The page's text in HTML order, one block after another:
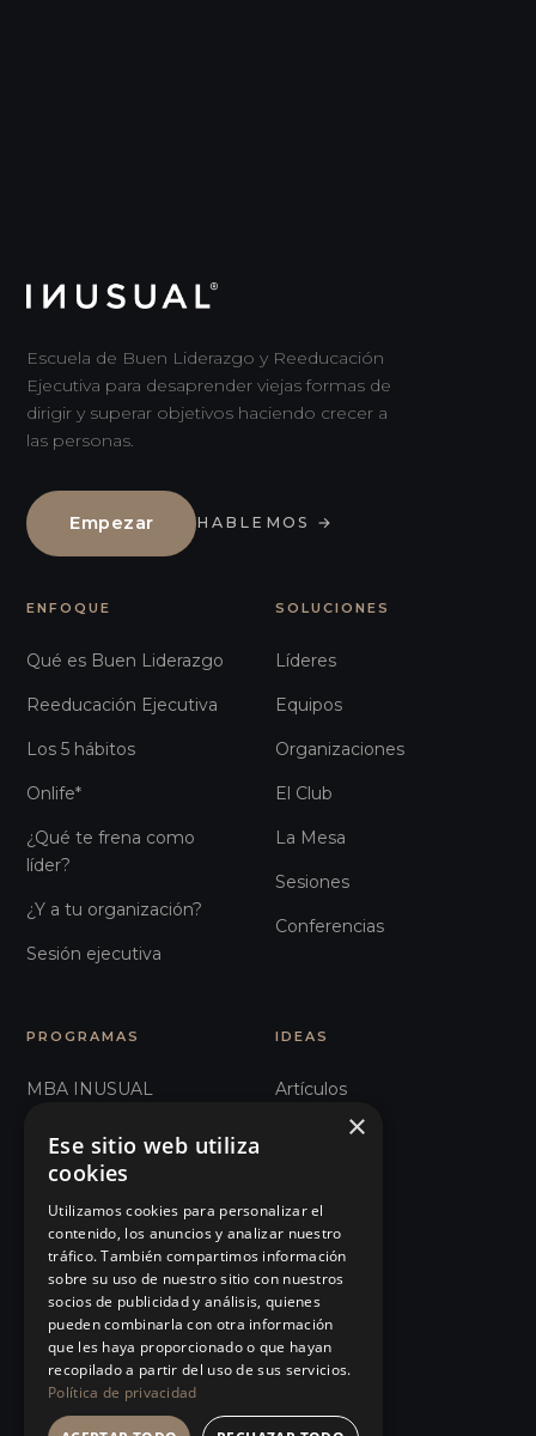
Escuela de Buen Liderazgo y Reeducación
Ejecutiva para desaprender viejas formas de
dirigir y superar objetivos haciendo crecer a
las personas.
Empezar HABLEMOS →
ENFOQUE
Qué es Buen Liderazgo
Reeducación Ejecutiva
Los 5 hábitos
Onlife*
¿Qué te frena como
líder?
¿Y a tu organización?
Sesión ejecutiva
SOLUCIONES
Líderes
Equipos
Organizaciones
El Club
La Mesa
Sesiones
Conferencias
PROGRAMAS
MBA INUSUAL
Humanos con Recursos
Recursos Inhumanos
Comunicación e
Influencia
101 Errores de liderazgo
Organizaciones Sanitarias
Ver todos…
IDEAS
Artículos
Podcast
Manifiesto
Eventos
Tienda
×
Ese sitio web utiliza
cookies
Utilizamos cookies para personalizar el
contenido, los anuncios y analizar nuestro
tráfico. También compartimos información
sobre su uso de nuestro sitio con nuestros
socios de publicidad y análisis, quienes
pueden combinarla con otra información
que les haya proporcionado o que hayan
recopilado a partir del uso de sus servicios.
Política de privacidad